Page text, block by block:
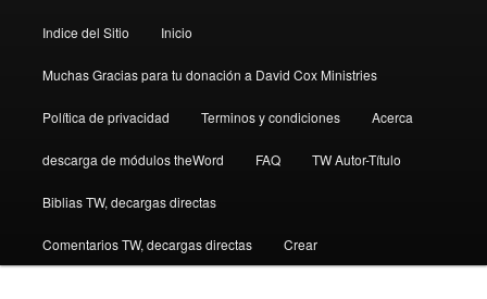
Indice del Sitio Inicio
Muchas Gracias para tu donación a David Cox Ministries
Política de privacidad Terminos y condiciones Acerca
descarga de módulos theWord FAQ TW Autor-Título
Biblias TW, decargas directas
Comentarios TW, decargas directas Crear